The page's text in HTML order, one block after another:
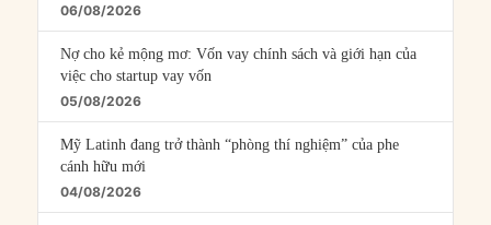
06/08/2026
Nợ cho kẻ mộng mơ: Vốn vay chính sách và giới hạn của
việc cho startup vay vốn
05/08/2026
Mỹ Latinh đang trở thành “phòng thí nghiệm” của phe
cánh hữu mới
04/08/2026